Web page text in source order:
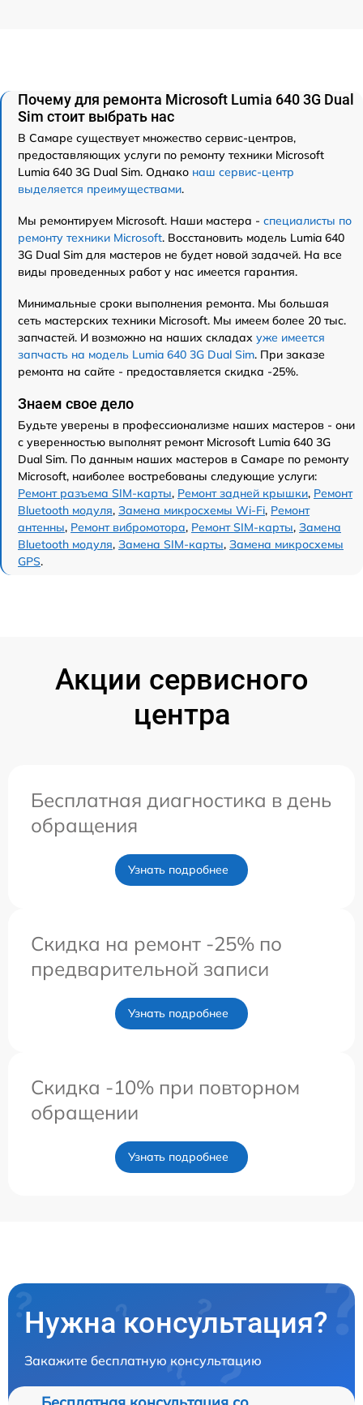
Почему для ремонта Microsoft Lumia 640 3G Dual
Sim стоит выбрать нас
В Самаре существует множество сервис-центров,
предоставляющих услуги по ремонту техники Microsoft
Lumia 640 3G Dual Sim. Однако наш сервис-центр
выделяется преимуществами.
Мы ремонтируем Microsoft. Наши мастера - специалисты по
ремонту техники Microsoft. Восстановить модель Lumia 640
3G Dual Sim для мастеров не будет новой задачей. На все
виды проведенных работ у нас имеется гарантия.
Минимальные сроки выполнения ремонта. Мы большая
сеть мастерских техники Microsoft. Мы имеем более 20 тыс.
запчастей. И возможно на наших складах уже имеется
запчасть на модель Lumia 640 3G Dual Sim. При заказе
ремонта на сайте - предоставляется скидка -25%.
Знаем свое дело
Будьте уверены в профессионализме наших мастеров - они
с уверенностью выполнят ремонт Microsoft Lumia 640 3G
Dual Sim. По данным наших мастеров в Самаре по ремонту
Microsoft, наиболее востребованы следующие услуги:
Ремонт разъема SIM-карты, Ремонт задней крышки, Ремонт
Bluetooth модуля, Замена микросхемы Wi-Fi, Ремонт
антенны, Ремонт вибромотора, Ремонт SIM-карты, Замена
Bluetooth модуля, Замена SIM-карты, Замена микросхемы
GPS.
Акции сервисного
центра
Бесплатная диагностика в день
обращения
Узнать подробнее
Скидка на ремонт -25% по
предварительной записи
Узнать подробнее
Скидка -10% при повторном
обращении
Узнать подробнее
Нужна консультация?
Закажите бесплатную консультацию